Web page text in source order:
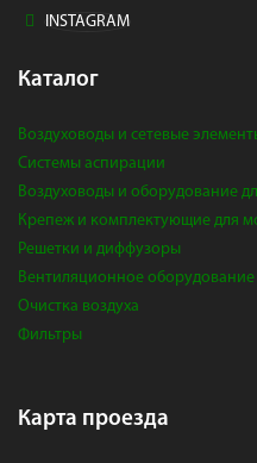
INSTAGRAM
Каталог
Воздуховоды и сетевые
Системы аспирации
Воздуховоды и оборудование
Крепеж и комплектующие для
Решетки и диффузоры
Вентиляционное оборудование
Очистка воздуха
Фильтры
Карта проезда